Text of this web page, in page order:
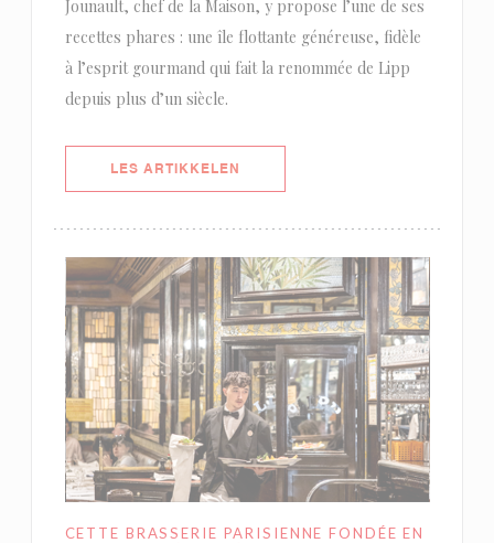
Jounault, chef de la Maison, y propose l’une de ses
recettes phares : une île flottante généreuse, fidèle
à l’esprit gourmand qui fait la renommée de Lipp
depuis plus d’un siècle.
LES ARTIKKELEN
CETTE BRASSERIE PARISIENNE FONDÉE EN